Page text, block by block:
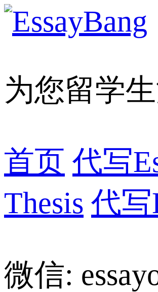
为您留学
首页 代写
Thesis 代写
微信: